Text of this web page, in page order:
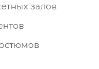
залов